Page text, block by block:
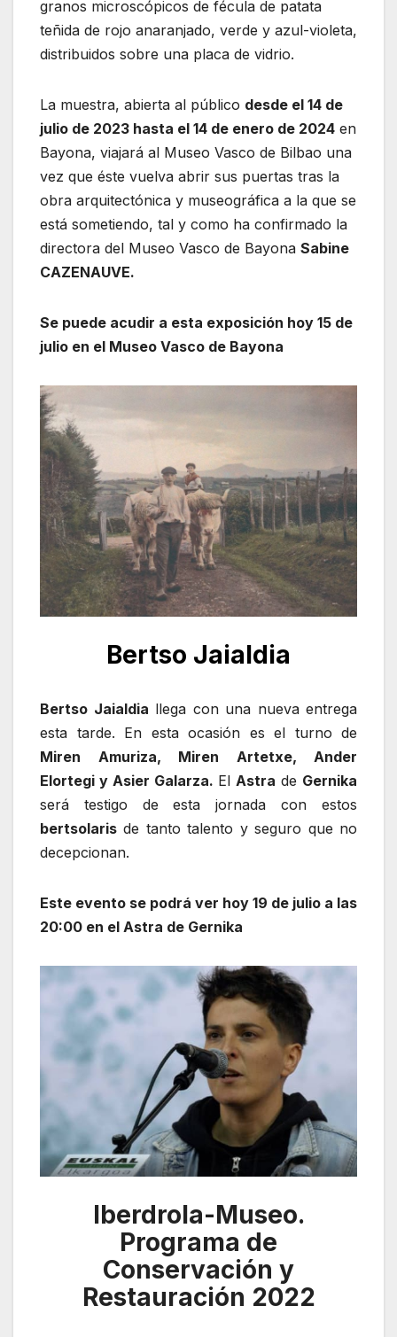
granos microscópicos de fécula de patata
teñida de rojo anaranjado, verde y azul-violeta,
distribuidos sobre una placa de vidrio.
La muestra, abierta al público desde el 14 de
julio de 2023 hasta el 14 de enero de 2024 en
Bayona, viajará al Museo Vasco de Bilbao una
vez que éste vuelva abrir sus puertas tras la
obra arquitectónica y museográfica a la que se
está sometiendo, tal y como ha confirmado la
directora del Museo Vasco de Bayona Sabine
CAZENAUVE.
Se puede acudir a esta exposición hoy 15 de
julio en el Museo Vasco de Bayona
Bertso Jaialdia
Bertso Jaialdia llega con una nueva entrega
esta tarde. En esta ocasión es el turno de
Miren Amuriza, Miren Artetxe, Ander
Elortegi y Asier Galarza. El Astra de Gernika
será testigo de esta jornada con estos
bertsolaris de tanto talento y seguro que no
decepcionan.
Este evento se podrá ver hoy 19 de julio a las
20:00 en el Astra de Gernika
Iberdrola-Museo.
Programa de
Conservación y
Restauración 2022